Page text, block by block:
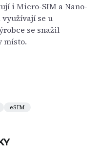
i Micro-SIM aNano-
se u
se snažil
místo.
eSIM